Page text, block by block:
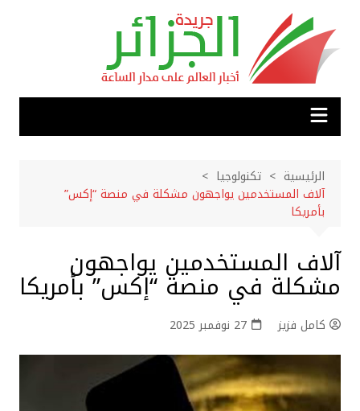
المحتوى
الرئيسية
تكنولوجيا
آلاف المستخدمين يواجهون مشكلة في منصة “إكس”
بأمريكا
آلاف المستخدمين يواجهون
مشكلة في منصة “إكس” بأمريكا
كامل فزيز 27 نوفمبر 2025